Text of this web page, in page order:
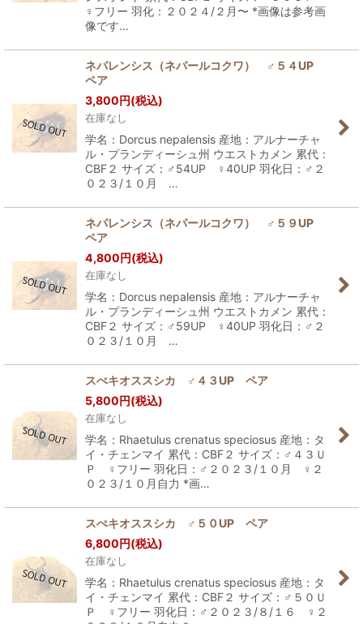
♀フリー 羽化：２０２４/２月〜 *画像は参考画
像です…
ネパレンシス（ネパールコクワ） ♂５４UP
ペア
3,800円(税込)
在庫なし
学名：Dorcus nepalensis 産地：アルナーチャ
ル・プランディーシュ州 ウエストカメン 累代：
CBF２ サイズ：♂54UP ♀40UP 羽化日：♂２
０２３/１０月 …
ネパレンシス（ネパールコクワ） ♂５９UP
ペア
4,800円(税込)
在庫なし
学名：Dorcus nepalensis 産地：アルナーチャ
ル・プランディーシュ州 ウエストカメン 累代：
CBF２ サイズ：♂59UP ♀40UP 羽化日：♂２
０２３/１０月 …
スぺキオススシカ ♂４３UP ペア
5,800円(税込)
在庫なし
学名：Rhaetulus crenatus speciosus 産地：タ
イ・チェンマイ 累代：CBF２ サイズ：♂４３Ｕ
Ｐ ♀フリー 羽化日：♂２０２３/１０月 ♀２
０２３/１０月自力 *画…
スぺキオススシカ ♂５０UP ペア
6,800円(税込)
在庫なし
学名：Rhaetulus crenatus speciosus 産地：タ
イ・チェンマイ 累代：CBF２ サイズ：♂５０Ｕ
Ｐ ♀フリー 羽化日：♂２０２３/８/１６ ♀２